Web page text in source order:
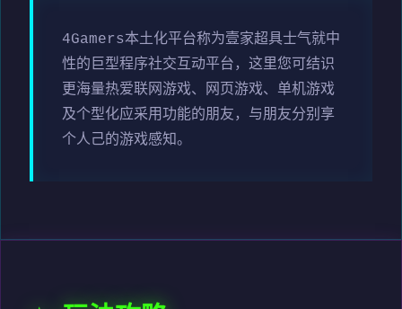
4Gamers本土化平台称为壹家超具士气就中
性的巨型程序社交互动平台，这里您可结识
更海量热爱联网游戏、网页游戏、单机游戏
及个型化应采用功能的朋友，与朋友分别享
个人己的游戏感知。